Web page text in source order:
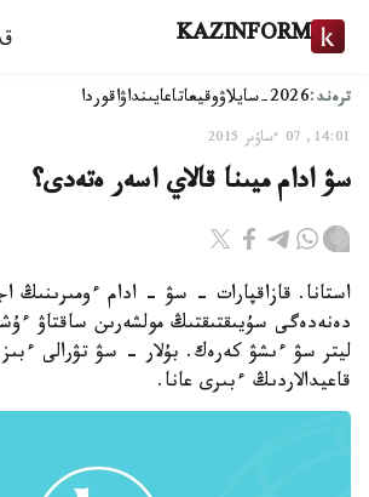
KAZINFORM
ترەند:2026-سايلاۋ وقيعاتاعايىنداۋاقوردا
14:01, 07 ءساۋىر 2015
سۋ ادام ميىنا قالاي اسەر ەتەدى؟
استانا. قازاقپارات - سۋ - ادام ءومىرىنىڭ
ليتر سۋ ءىشۋ كەرەك. بۇلار - سۋ تۋرالى ءبىز
قاعيدالاردىڭ ءبىرى عانا.